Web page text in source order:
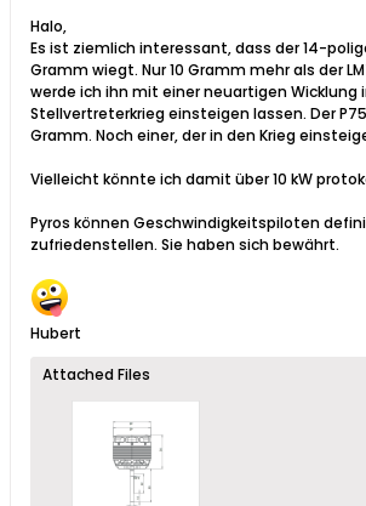
Halo,
​Es ist ziemlich interessant, dass der 14-
Gramm wiegt. Nur 10 Gramm mehr als der
werde ich ihn mit einer neuartigen Wicklung
Stellvertreterkrieg einsteigen lassen. Der
Gramm. Noch einer, der in den Krieg
Vielleicht könnte ich damit über 10 kW
Pyros können Geschwindigkeitspiloten
zufriedenstellen. Sie haben sich bewährt.​
Hubert
Attached Files